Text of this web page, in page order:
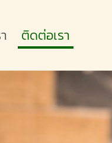
ติดต่อเรา